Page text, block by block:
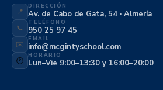
📍
DIRECCIÓN
Av. de Cabo de Gata, 54 · Almería
📞
TELÉFONO
950 25 97 45
✉️
EMAIL
info@mcgintyschool.com
🕐
HORARIO
Lun–Vie 9:00–13:30 y 16:00–20:00